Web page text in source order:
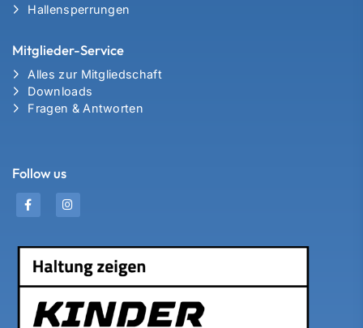
Hallensperrungen
Mitglieder-Service
Alles zur Mitgliedschaft
Downloads
Fragen & Antworten
Follow us